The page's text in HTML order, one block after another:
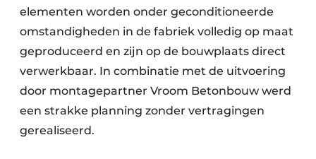
elementen worden onder geconditioneerde
omstandigheden in de fabriek volledig op maat
geproduceerd en zijn op de bouwplaats direct
verwerkbaar. In combinatie met de uitvoering
door montagepartner Vroom Betonbouw werd
een strakke planning zonder vertragingen
gerealiseerd.